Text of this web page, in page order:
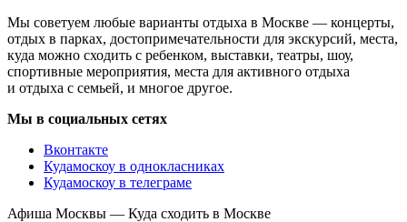
Мы советуем любые варианты отдыха в Москве — концерты,
отдых в парках, достопримечательности для экскурсий, места,
куда можно сходить с ребенком, выставки, театры, шоу,
спортивные мероприятия, места для активного отдыха
и отдыха с семьей, и многое другое.
Мы в социальных сетях
Вконтакте
Кудамоскоу в однокласниках
Кудамоскоу в телеграме
Афиша Москвы — Куда сходить в Москве